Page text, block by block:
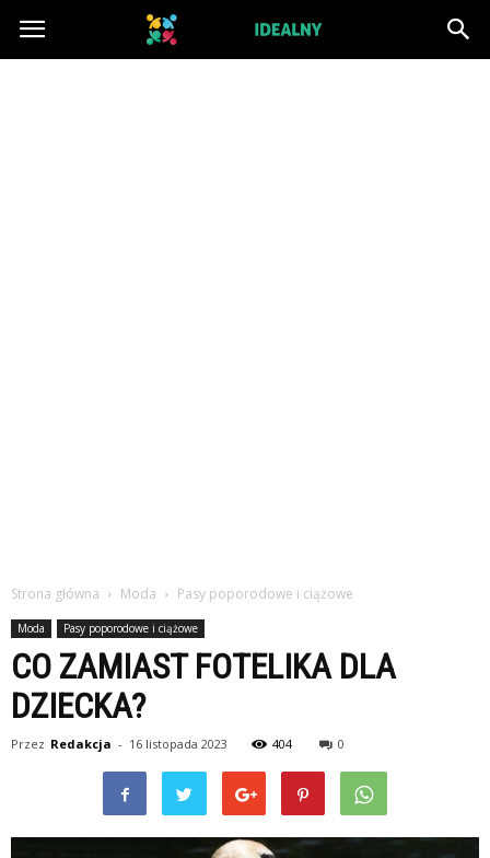
ZwiazekIdealny.pl
Strona główna Moda Pasy poporodowe i ciążowe
Moda Pasy poporodowe i ciążowe
CO ZAMIAST FOTELIKA DLA
DZIECKA?
Przez Redakcja - 16 listopada 2023 404 0